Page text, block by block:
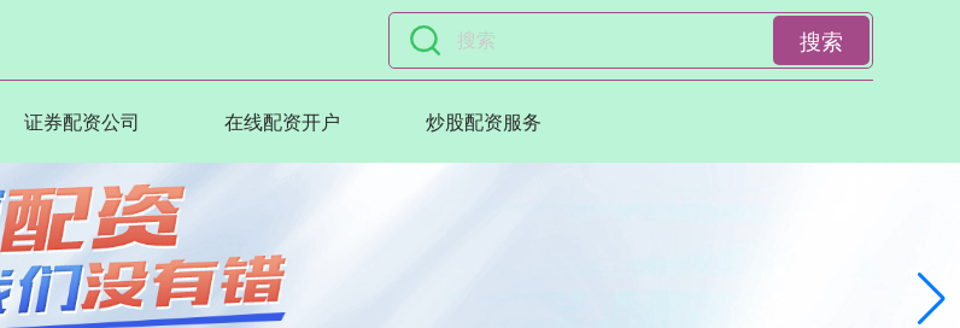
搜索
证券配资公司 在线配资开户 炒股配资服务